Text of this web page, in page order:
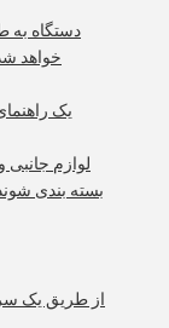
دستگاه به
خواهد
یک
لوازم
بسته بندی